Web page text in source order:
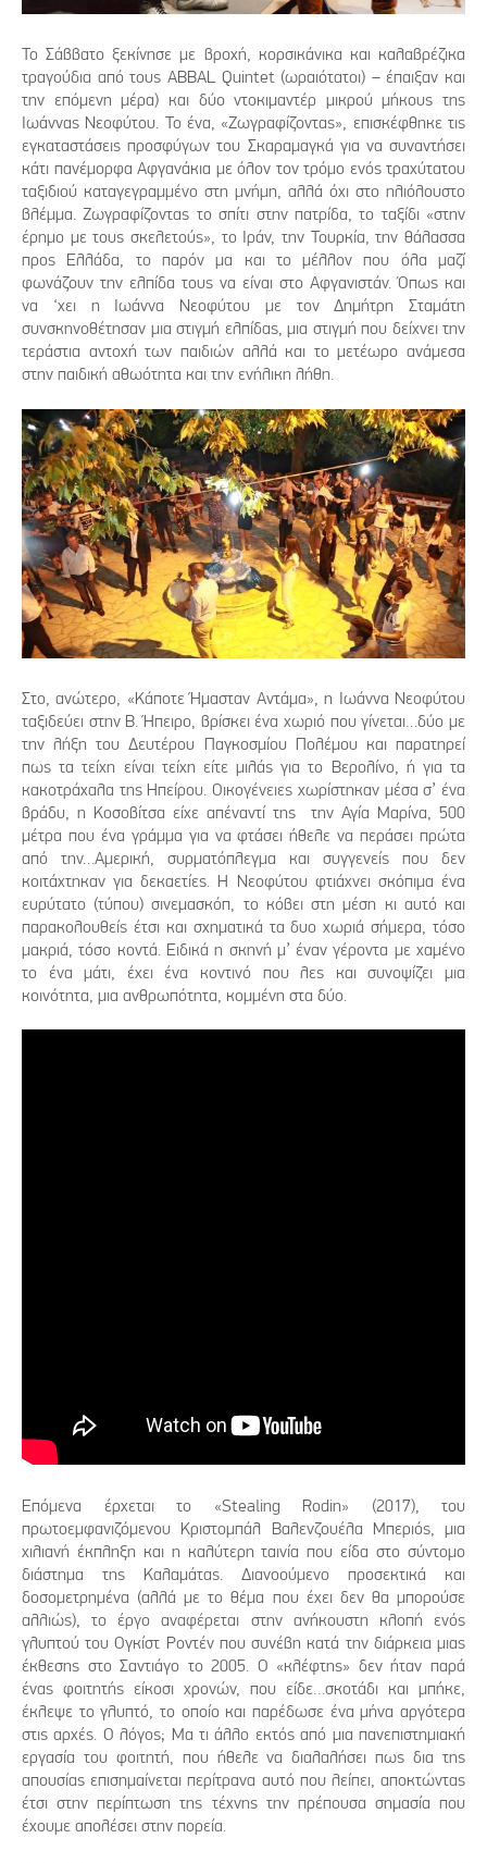
To Σάββατο ξεκίνησε με βροχή, κορσικάνικα και καλαβρέζικα
τραγούδια από τους ABBAL Quintet (ωραιότατοι) – έπαιξαν και
την επόμενη μέρα)​ και δύο ντοκιμαντέρ μικρού μήκους της
Ιωάννας Νεοφύτου. Το ένα, «Ζωγραφίζοντας», επισκέφθηκε τις
εγκαταστάσεις προσφύγων του Σκαραμαγκά για να συναντήσει
κάτι πανέμορφα Αφγανάκια με όλον τον τρόμο ενός τραχύτατου
ταξιδιού καταγεγραμμένο στη μνήμη, αλλά όχι στο ηλιόλουστο
βλέμμα. Ζωγραφίζοντας το σπίτι στην πατρίδα, το ταξίδι «στην
έρημο με τους σκελετούς», το Ιράν, την Τουρκία, την θάλασσα
προς Ελλάδα, το παρόν μα και το μέλλον που όλα μαζί
φωνάζουν την ελπίδα τους να είναι στο Αφγανιστάν. Όπως και
να ‘χει η Ιωάννα Νεοφύτου με τον Δημήτρη Σταμάτη
συνσκηνοθέτησαν μια στιγμή ελπίδας, μια στιγμή που δείχνει την
τεράστια αντοχή των παιδιών αλλά και το μετέωρο ανάμεσα
στην παιδική αθωότητα και την ενήλικη λήθη.
Στο, ανώτερο, «Κάποτε Ήμασταν Αντάμα», η Ιωάννα Νεοφύτου
ταξιδεύει στην Β. Ήπειρο, βρίσκει ένα χωριό που γίνεται…δύο με
την λήξη του Δευτέρου Παγκοσμίου Πολέμου και παρατηρεί
πως τα τείχη είναι τείχη είτε μιλάς για το Βερολίνο, ή για τα
κακοτράχαλα της Ηπείρου. Οικογένειες χωρίστηκαν μέσα σ’ ένα
βράδυ, η Κοσοβίτσα είχε απέναντί της την Αγία Μαρίνα, 500
μέτρα που ένα γράμμα για να φτάσει ήθελε να περάσει πρώτα
από την…Αμερική, συρματόπλεγμα και συγγενείς που δεν
κοιτάχτηκαν για δεκαετίες. Η Νεοφύτου φτιάχνει σκόπιμα ένα
ευρύτατο (τύπου) σινεμασκόπ, το κόβει στη μέση κι αυτό και
παρακολουθείς έτσι και σχηματικά τα δυο χωριά σήμερα, τόσο
μακριά, τόσο κοντά. Ειδικά η σκηνή μ’ έναν γέροντα με χαμένο
το ένα μάτι, έχει ένα κοντινό που λες και συνοψίζει μια
κοινότητα, μια ανθρωπότητα, κομμένη στα δύο.
Επόμενα έρχεται το «Stealing Rodin» (2017), του
πρωτοεμφανιζόμενου Κριστομπάλ Βαλενζουέλα Μπεριός, μια
χιλιανή έκπληξη και η καλύτερη ταινία που είδα στο σύντομο
διάστημα της Καλαμάτας. Διανοούμενο προσεκτικά και
δοσομετρημένα (αλλά με το θέμα που έχει δεν θα μπορούσε
αλλιώς), το έργο αναφέρεται στην ανήκουστη κλοπή ενός
γλυπτού του Ογκίστ Ροντέν που συνέβη κατά την διάρκεια μιας
έκθεσης στο Σαντιάγο το 2005. Ο «κλέφτης» δεν ήταν παρά
ένας φοιτητής είκοσι χρονών, που είδε…σκοτάδι και μπήκε,
έκλεψε το γλυπτό, το οποίο και παρέδωσε ένα μήνα αργότερα
στις αρχές. Ο λόγος; Μα τι άλλο εκτός από μια πανεπιστημιακή
εργασία του φοιτητή, που ήθελε να διαλαλήσει πως δια της
απουσίας επισημαίνεται περίτρανα αυτό που λείπει, αποκτώντας
έτσι στην περίπτωση της τέχνης την πρέπουσα σημασία που
έχουμε απολέσει στην πορεία.